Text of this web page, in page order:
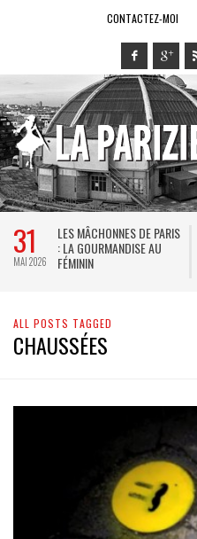
CONTACTEZ-MOI
31
MAI 2026
LES MÂCHONNES DE PARIS
: LA GOURMANDISE AU
FÉMININ
ALL POSTS TAGGED
CHAUSSÉES